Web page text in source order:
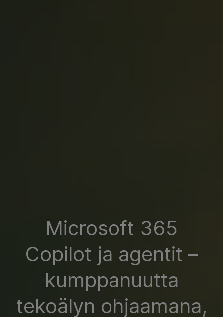
Microsoft 365
Copilot ja agentit –
kumppanuutta
tekoälyn ohjaamana,